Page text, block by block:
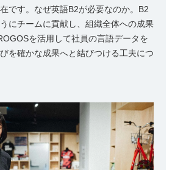
です。なぜ英語B2が必要なのか。B2
にチームに貢献し、組織全体への成果
を活用して社員の言語データを
を確かな成果へと結びつける工夫につ